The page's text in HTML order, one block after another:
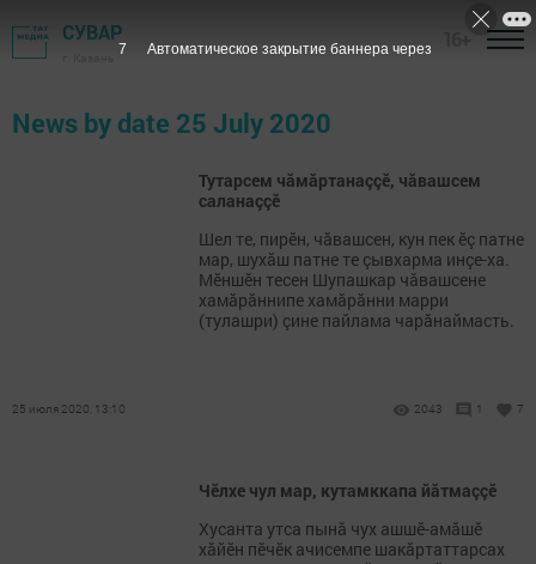
СУВАР
News by date 25 July 2020
Тутарсем чăмăртанаççӗ, чăвашсем
саланаççӗ
Шел те, пирӗн, чăвашсен, кун пек ӗç патне
мар, шухăш патне те çывхарма инçе-ха.
Мӗншӗн тесен Шупашкар чăвашсене
хамăрăннипе хамăрăнни марри
(тулашри) çине пайлама чарăнаймасть.
25 июля 2020, 13:10 2043 1 7
Чӗлхе чул мар, кутамккапа йăтмаççӗ
Хусанта утса пынă чух ашшӗ-амăшӗ
хăйӗн пӗчӗк ачисемпе шакăртаттарсах
7 Автоматическое закрытие баннера через